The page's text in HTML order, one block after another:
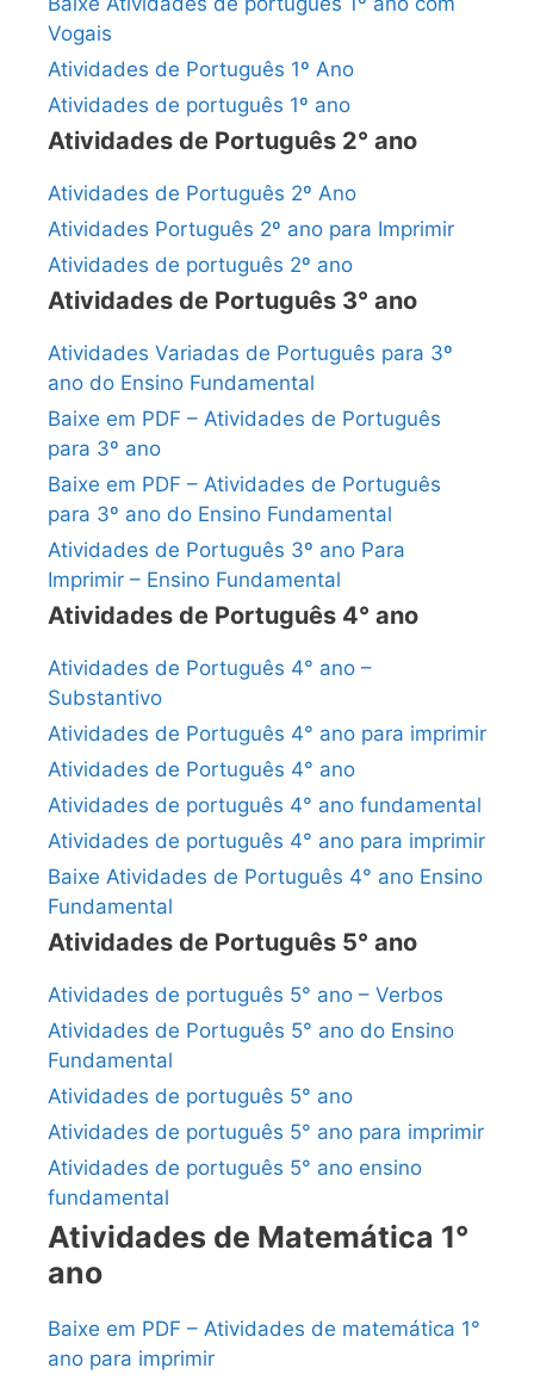
Vogais
Atividades de Português 1º Ano
Atividades de português 1º ano
Atividades de Português 2° ano
Atividades de Português 2º Ano
Atividades Português 2º ano para Imprimir
Atividades de português 2º ano
Atividades de Português 3° ano
Atividades Variadas de Português para 3º
ano do Ensino Fundamental
Baixe em PDF – Atividades de Português
para 3º ano
Baixe em PDF – Atividades de Português
para 3º ano do Ensino Fundamental
Atividades de Português 3º ano Para
Imprimir – Ensino Fundamental
Atividades de Português 4° ano
Atividades de Português 4° ano –
Substantivo
Atividades de Português 4° ano para imprimir
Atividades de Português 4° ano
Atividades de português 4° ano fundamental
Atividades de português 4° ano para imprimir
Baixe Atividades de Português 4° ano Ensino
Fundamental
Atividades de Português 5° ano
Atividades de português 5° ano – Verbos
Atividades de Português 5° ano do Ensino
Fundamental
Atividades de português 5° ano
Atividades de português 5° ano para imprimir
Atividades de português 5° ano ensino
fundamental
Atividades de Matemática 1°
ano
Baixe em PDF – Atividades de matemática 1°
ano para imprimir